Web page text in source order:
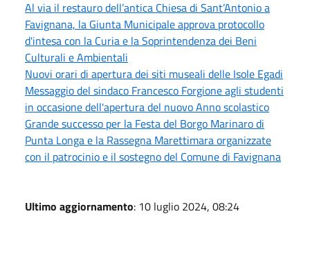
Al via il restauro dell’antica Chiesa di Sant’Antonio a
Favignana, la Giunta Municipale approva protocollo
d'intesa con la Curia e la Soprintendenza dei Beni
Culturali e Ambientali
Nuovi orari di apertura dei siti museali delle Isole Egadi
Messaggio del sindaco Francesco Forgione agli studenti
in occasione dell'apertura del nuovo Anno scolastico
Grande successo per la Festa del Borgo Marinaro di
Punta Longa e la Rassegna Marettimara organizzate
con il patrocinio e il sostegno del Comune di Favignana
Ultimo aggiornamento: 10 luglio 2024, 08:24